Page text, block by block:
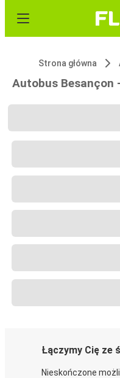
Strona główna
Autobus Besançon
Łączymy Cię ze
Nieskończone